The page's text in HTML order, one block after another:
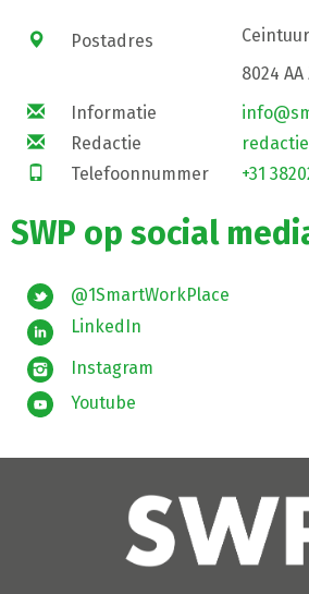
Postadres
8024
Informatie
Redactie
Telefoonnummer
+31
SWP op social
@1SmartWorkPlace
LinkedIn
Instagram
Youtube